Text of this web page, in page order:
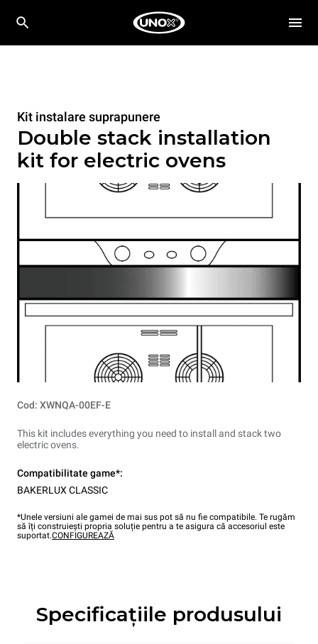
Kit instalare suprapunere
Double stack installation
kit for electric ovens
Cod: XWNQA-00EF-E
This kit includes everything you need to install and stack two
electric ovens.
Compatibilitate game*:
BAKERLUX CLASSIC
*Unele versiuni ale gamei de mai sus pot să nu fie compatibile. Te rugăm
să îți construiești propria soluție pentru a te asigura că accesoriul este
suportat.CONFIGUREAZĂ
Specificațiile produsului